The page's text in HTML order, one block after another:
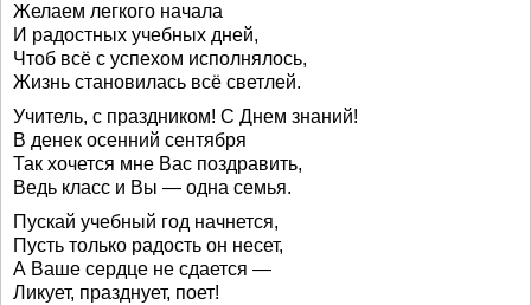
Желаем легкого начала
И радостных учебных дней,
Чтоб всё с успехом исполнялось,
Жизнь становилась всё светлей.
Учитель, с праздником! С Днем знаний!
В денек осенний сентября
Так хочется мне Вас поздравить,
Ведь класс и Вы — одна семья.
Пускай учебный год начнется,
Пусть только радость он несет,
А Ваше сердце не сдается —
Ликует, празднует, поет!